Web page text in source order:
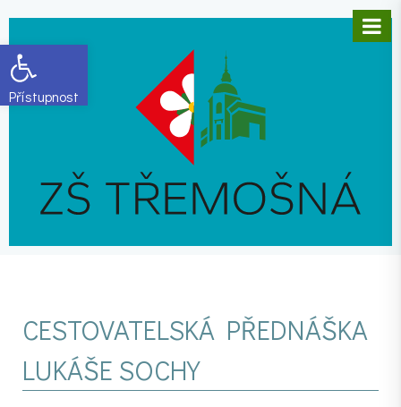
Open toolbar
CESTOVATELSKÁ PŘEDNÁŠKA
LUKÁŠE SOCHY